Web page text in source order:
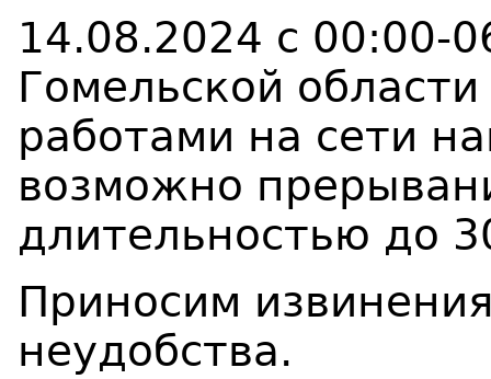
14.08.2024 c 00:00-
Гомельской
работами на сети
возможно
длительностью до
Приносим
неудобства.